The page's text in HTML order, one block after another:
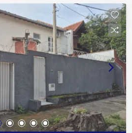
central e a outras áreas da
metros, facilita o
bairros da região e oferece
e serviços do dia a
Portaria 24 horas